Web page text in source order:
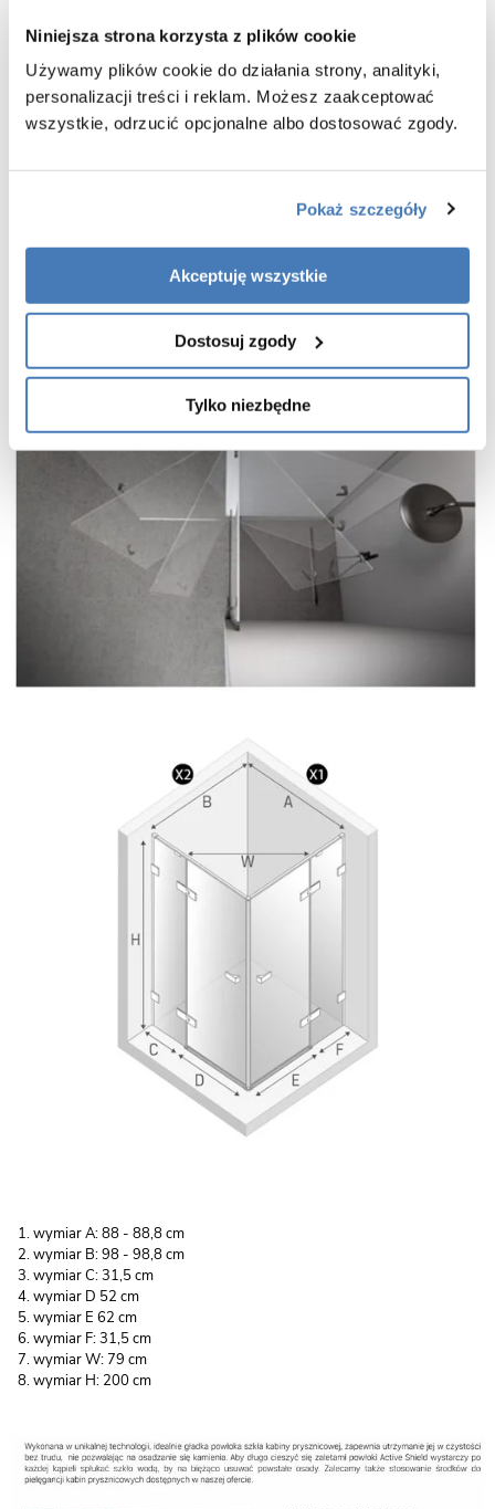
Niniejsza strona korzysta z plików cookie
Używamy plików cookie do działania strony, analityki,
personalizacji treści i reklam. Możesz zaakceptować
wszystkie, odrzucić opcjonalne albo dostosować zgody.
Pokaż szczegóły
Akceptuję wszystkie
Dostosuj zgody
Tylko niezbędne
bezpieczne szkło hartowane przezroczyste o grubości 8 mm
powłoka Active Shield 2.0 ułatwiająca utrzymanie czystości
praktyczny uchwyt drzwi
cienkie, niemal niewidoczne profile w kolorze stal szczotkowana
wymiar A: 88 - 88,8 cm
wymiar B: 98 - 98,8 cm
wymiar C: 31,5 cm
wymiar D 52 cm
wymiar E 62 cm
wymiar F: 31,5 cm
wymiar W: 79 cm
wymiar H: 200 cm